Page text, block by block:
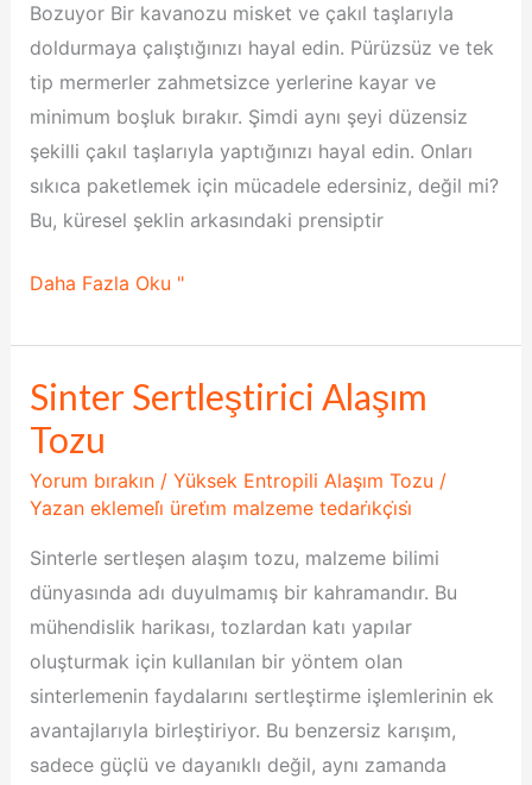
Bozuyor Bir kavanozu misket ve çakıl taşlarıyla
doldurmaya çalıştığınızı hayal edin. Pürüzsüz ve tek
tip mermerler zahmetsizce yerlerine kayar ve
minimum boşluk bırakır. Şimdi aynı şeyi düzensiz
şekilli çakıl taşlarıyla yaptığınızı hayal edin. Onları
sıkıca paketlemek için mücadele edersiniz, değil mi?
Bu, küresel şeklin arkasındaki prensiptir
Daha Fazla Oku "
Sinter Sertleştirici Alaşım
Tozu
Yorum bırakın / Yüksek Entropili Alaşım Tozu /
Yazan eklemeli̇ üreti̇m malzeme tedari̇kçi̇si̇
Sinterle sertleşen alaşım tozu, malzeme bilimi
dünyasında adı duyulmamış bir kahramandır. Bu
mühendislik harikası, tozlardan katı yapılar
oluşturmak için kullanılan bir yöntem olan
sinterlemenin faydalarını sertleştirme işlemlerinin ek
avantajlarıyla birleştiriyor. Bu benzersiz karışım,
sadece güçlü ve dayanıklı değil, aynı zamanda
Sinter
Sertleştirici
Alaşım
Tozu